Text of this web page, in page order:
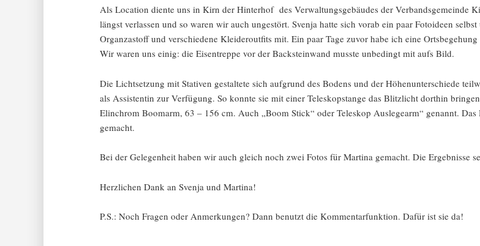
Als Location diente uns in Kirn der Hinterhof des Verwaltungsgebäudes der Verbandsgemeinde
längst verlassen und so waren wir auch ungestört. Svenja hatte sich vorab ein paar Fotoideen
Organzastoff und verschiedene Kleideroutfits mit. Ein paar Tage zuvor habe ich eine
Wir waren uns einig: die Eisentreppe vor der Backsteinwand musste unbedingt mit aufs Bild.
Die Lichtsetzung mit Stativen gestaltete sich aufgrund des Bodens und der Höhenunterschiede
als Assistentin zur Verfügung. So konnte sie mit einer Teleskopstange das Blitzlicht dorthin
Elinchrom Boomarm, 63 – 156 cm. Auch „Boom Stick“ oder Teleskop Auslegearm“ genannt.
gemacht.
Bei der Gelegenheit haben wir auch gleich noch zwei Fotos für Martina gemacht. Die Ergebnisse
Herzlichen Dank an Svenja und Martina!
P.S.: Noch Fragen oder Anmerkungen? Dann benutzt die Kommentarfunktion. Dafür ist sie da!